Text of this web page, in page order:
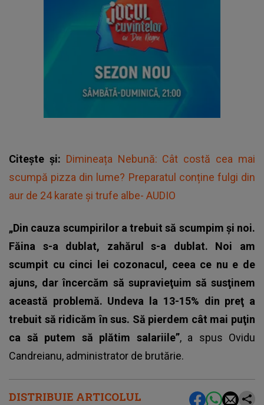
DISTRIBUIE ARTICOLUL
Citește și: Dimineața Nebună: Cât costă cea mai
scumpă pizza din lume? Preparatul conține fulgi din
aur de 24 karate și trufe albe- AUDIO
„Din cauza scumpirilor a trebuit să scumpim şi noi.
Făina s-a dublat, zahărul s-a dublat. Noi am
scumpit cu cinci lei cozonacul, ceea ce nu e de
ajuns, dar încercăm să supravieţuim să susţinem
această problemă. Undeva la 13-15% din preţ a
trebuit să ridicăm în sus. Să pierdem cât mai puţin
ca să putem să plătim salariile”, a spus Ovidu
Candreianu, administrator de brutărie.